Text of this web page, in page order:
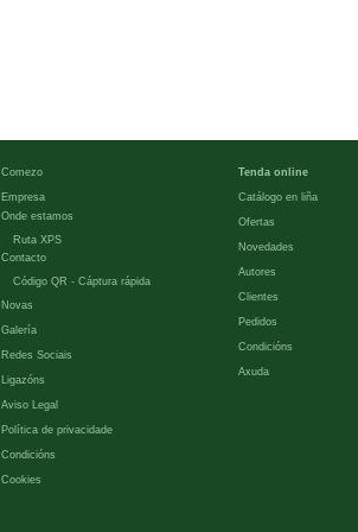
Comezo
Empresa
Onde estamos
Ruta XPS
Contacto
Código QR - Cáptura rápida
Novas
Galería
Redes Sociais
Ligazóns
Aviso Legal
Política de privacidade
Condicións
Cookies
Tenda online
Catálogo en liña
Ofertas
Novedades
Autores
Clientes
Pedidos
Condicións
Axuda